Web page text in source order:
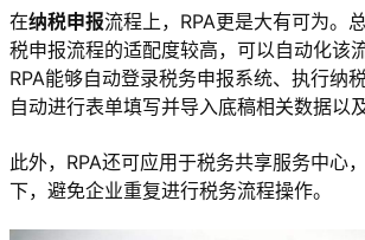
在纳税申报流程上，RPA更是大有可为。
税申报流程的适配度较高，可以自动化该
RPA能够自动登录税务申报系统、执行纳
自动进行表单填写并导入底稿相关数据以
此外，RPA还可应用于税务共享服务中心
下，避免企业重复进行税务流程操作。